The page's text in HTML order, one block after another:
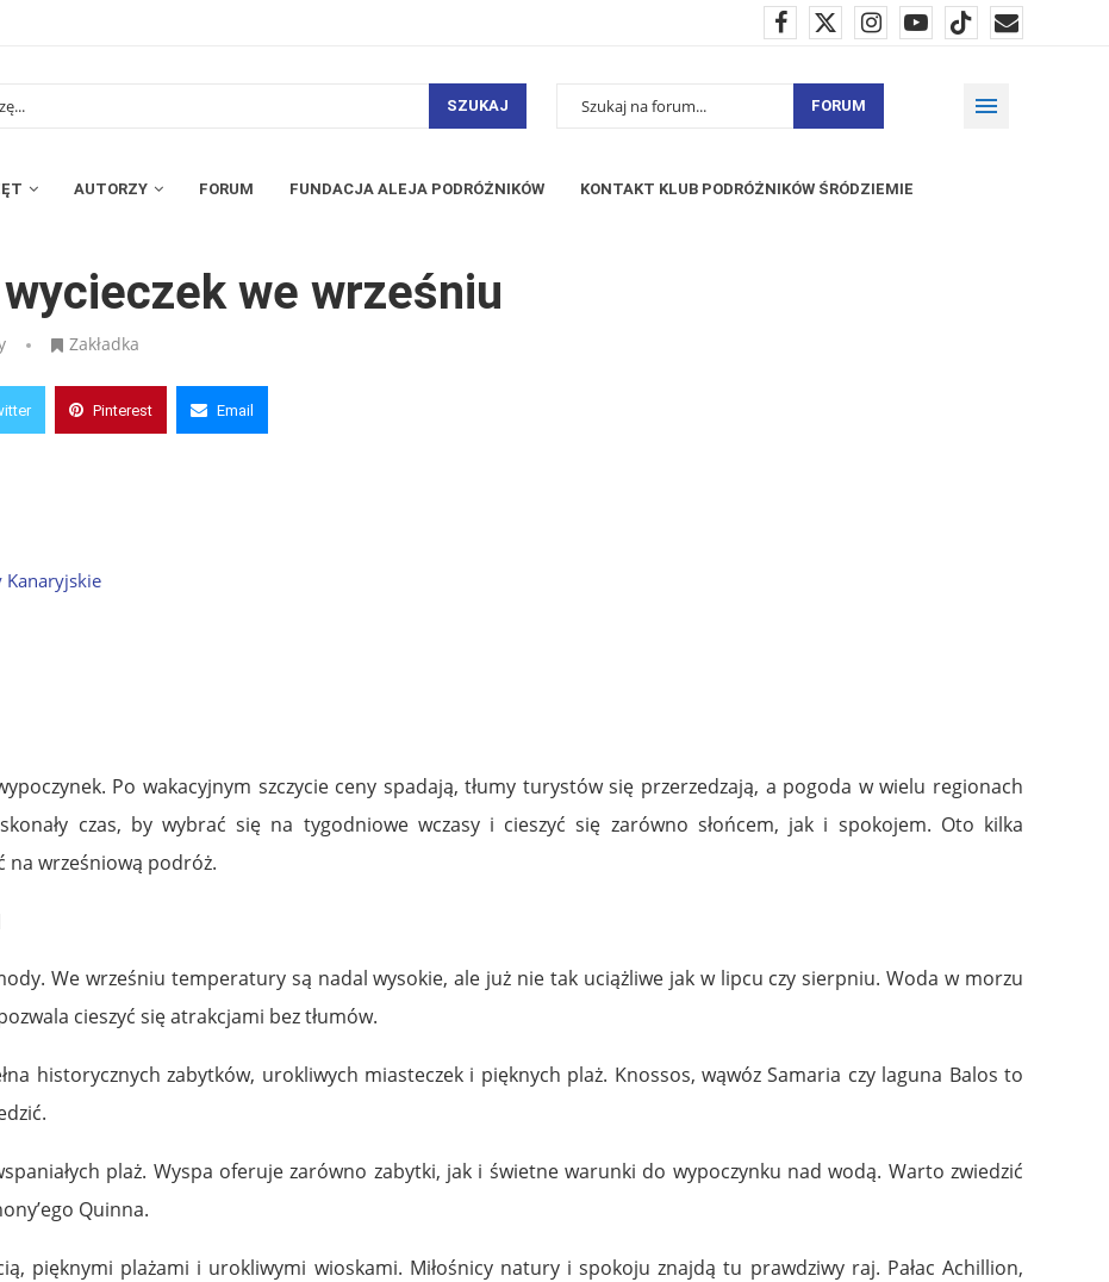
SZUKAJ FORUM
AUTORZY FORUM FUNDACJA ALEJA PODRÓŻNIKÓW KONTAKT KLUB PODRÓŻNIKÓW ŚRÓDZIEMIE
we wrześniu
Zakładka
Pinterest Email
Kanaryjskie
Po wakacyjnym szczycie ceny spadają, tłumy turystów się przerzedzają, a pogoda w wielu regionach
czas, by wybrać się na tygodniowe wczasy i cieszyć się zarówno słońcem, jak i spokojem. Oto kilka
wrześniową podróż.
We wrześniu temperatury są nadal wysokie, ale już nie tak uciążliwe jak w lipcu czy sierpniu. Woda w morzu
cieszyć się atrakcjami bez tłumów.
historycznych zabytków, urokliwych miasteczek i pięknych plaż. Knossos, wąwóz Samaria czy laguna Balos to
plaż. Wyspa oferuje zarówno zabytki, jak i świetne warunki do wypoczynku nad wodą. Warto zwiedzić
Quinna.
pięknymi plażami i urokliwymi wioskami. Miłośnicy natury i spokoju znajdą tu prawdziwy raj. Pałac Achillion,